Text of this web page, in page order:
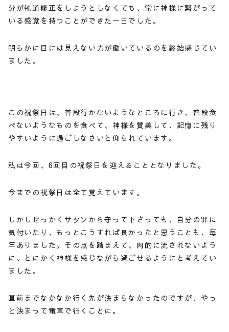
分が軌道修正をしようとしなくても、常に神様に繋がって
いる感覚を持つことができた一日でした。
明らかに目には見えない力が働いているのを終始感じてい
ました。
この祝祭日は、普段行かないようなところに行き、普段食
べないようなものを食べて、神様を賛美して、記憶に残り
やすいように過ごしなさいと仰られています。
私は今回、6回目の祝祭日を迎えることとなりました。
今までの祝祭日は全て覚えています。
しかしせっかくサタンから守って下さっても、自分の罪に
気付いたり、もっとこうすれば良かったと思うことも、毎
年ありました。その点を踏まえて、肉的に流されないよう
に、とにかく神様を感じながら過ごせるようにと考えてい
ました。
直前までなかなか行く先が決まらなかったのですが、やっ
と決まって電車で行くことに。